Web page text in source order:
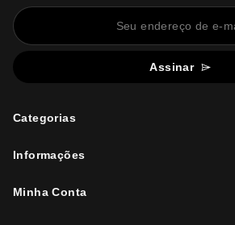
Assinar
Categorias
Informações
Minha Conta